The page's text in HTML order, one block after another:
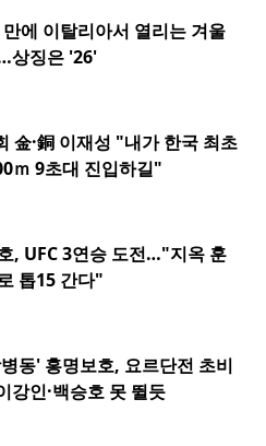
에 이탈리아서 열리는 겨울
상징은 '26'
金·銅 이재성 "내가 한국 최초
ｍ 9초대 진입하길"
, UFC 3연승 도전…"지옥 훈
톱15 간다"
동' 홍명보호, 요르단전 초비
강인·백승호 못 뛸듯